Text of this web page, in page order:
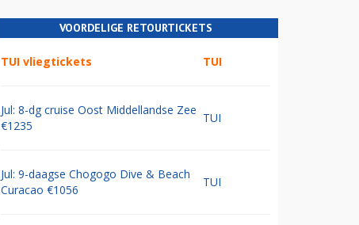
VOORDELIGE RETOURTICKETS
TUI vliegtickets TUI
Jul: 8-dg cruise Oost Middellandse Zee
€1235
TUI
Jul: 9-daagse Chogogo Dive & Beach
Curacao €1056
TUI